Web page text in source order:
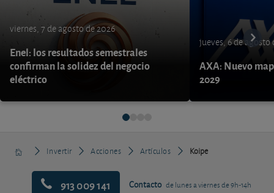
viernes, 7 de agosto de 2026
Enel: los resultados semestrales
confirman la solidez del negocio
eléctrico
jueves, 6 de agosto
AXA: Nuevo
2029
Invertir Acciones Artículos Koipe
913 009 141 Contacto de lunes a viernes de 9h-14h